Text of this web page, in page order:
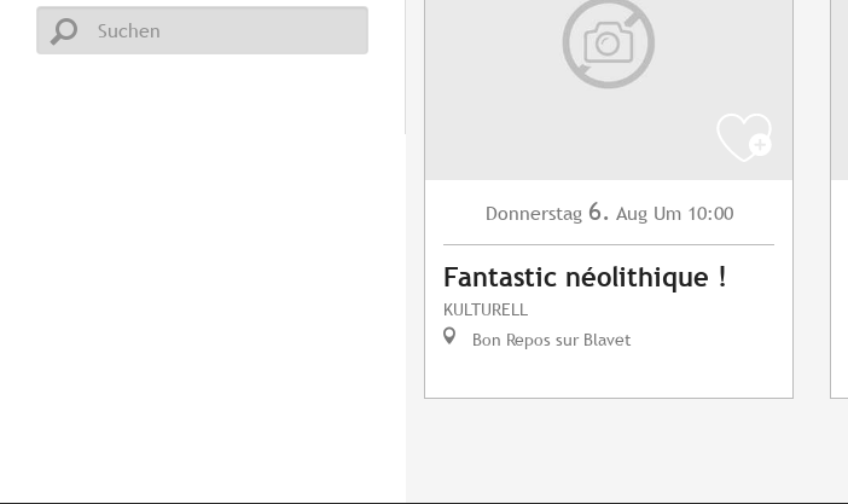
Donnerstag 6. Aug Um 10:00
Fantastic néolithique !
KULTURELL
Bon Repos sur Blavet